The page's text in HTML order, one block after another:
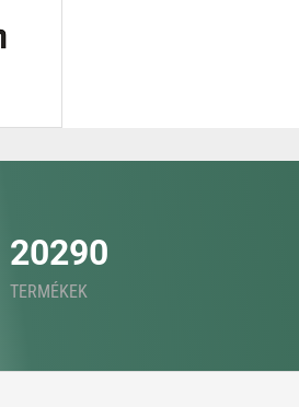
20290
TERMÉKEK